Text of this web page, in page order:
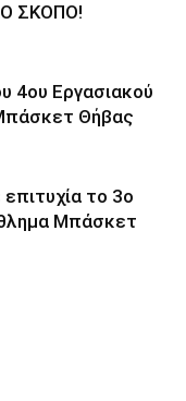
ΣΚΟΠΟ!
4ου Εργασιακού
Θήβας
το 3ο
Μπάσκετ